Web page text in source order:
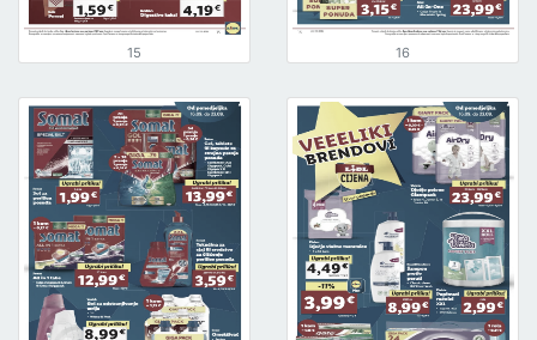
15 16